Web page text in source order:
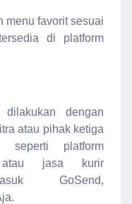
menu favorit sesuai
di platform
dilakukan dengan
atau pihak ketiga
seperti platform
atau jasa kurir
GoSend,